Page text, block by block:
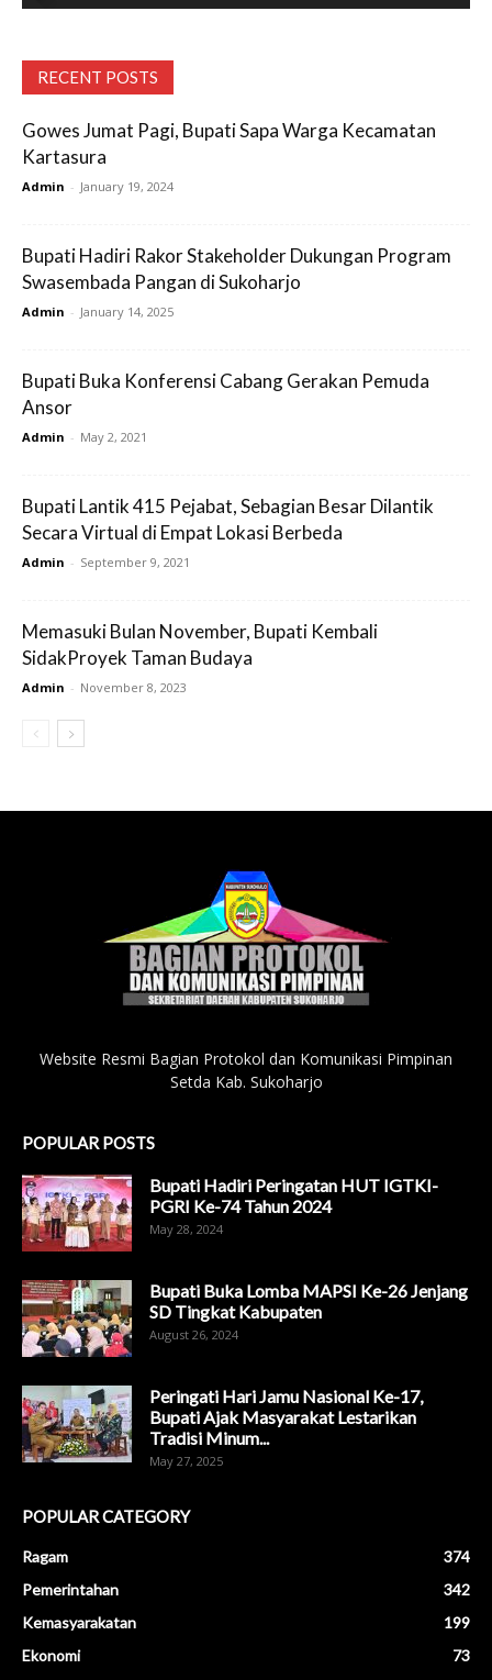
RECENT POSTS
Gowes Jumat Pagi, Bupati Sapa Warga Kecamatan
Kartasura
Admin - January 19, 2024
Bupati Hadiri Rakor Stakeholder Dukungan Program
Swasembada Pangan di Sukoharjo
Admin - January 14, 2025
Bupati Buka Konferensi Cabang Gerakan Pemuda
Ansor
Admin - May 2, 2021
Bupati Lantik 415 Pejabat, Sebagian Besar Dilantik
Secara Virtual di Empat Lokasi Berbeda
Admin - September 9, 2021
Memasuki Bulan November, Bupati Kembali
SidakProyek Taman Budaya
Admin - November 8, 2023
Website Resmi Bagian Protokol dan Komunikasi Pimpinan
Setda Kab. Sukoharjo
POPULAR POSTS
Bupati Hadiri Peringatan HUT IGTKI-
PGRI Ke-74 Tahun 2024
May 28, 2024
Bupati Buka Lomba MAPSI Ke-26 Jenjang
SD Tingkat Kabupaten
August 26, 2024
Peringati Hari Jamu Nasional Ke-17,
Bupati Ajak Masyarakat Lestarikan
Tradisi Minum...
May 27, 2025
POPULAR CATEGORY
Ragam
374
Pemerintahan
342
Kemasyarakatan
199
Ekonomi
73